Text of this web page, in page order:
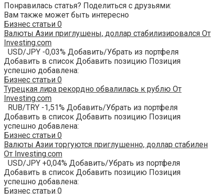
Понравилась статья? Поделиться с друзьями:
Вам также может быть интересно
Бизнес статьи 0
Валюты Азии приглушены, доллар стабилизировался От
Investing.com
USD/JPY -0,03% Добавить/Убрать из портфеля
Добавить в список Добавить позицию Позиция
успешно добавлена:
Бизнес статьи 0
Турецкая лира рекордно обвалилась к рублю От
Investing.com
RUB/TRY -1,51% Добавить/Убрать из портфеля
Добавить в список Добавить позицию Позиция
успешно добавлена:
Бизнес статьи 0
Валюты Азии торгуются приглушенно, доллар стабилен
От Investing.com
USD/JPY +0,04% Добавить/Убрать из портфеля
Добавить в список Добавить позицию Позиция
успешно добавлена:
Бизнес статьи 0